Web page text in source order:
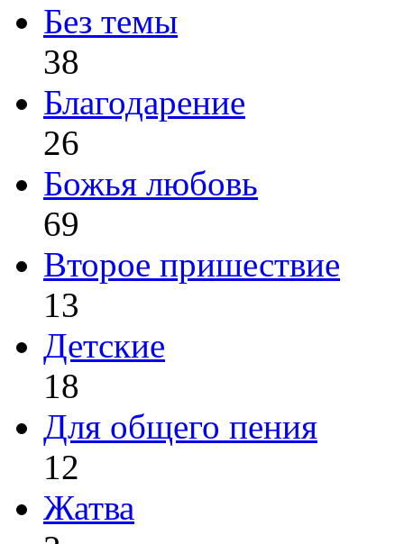
Без темы
38
Благодарение
26
Божья любовь
69
Второе пришествие
13
Детские
18
Для общего пения
12
Жатва